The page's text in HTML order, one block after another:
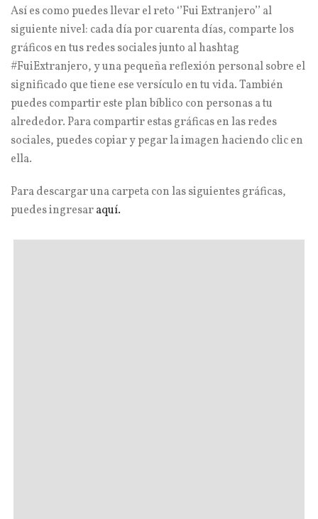
Así es como puedes llevar el reto ‘’Fui Extranjero’’ al
siguiente nivel: cada día por cuarenta días, comparte los
gráficos en tus redes sociales junto al hashtag
#FuiExtranjero, y una pequeña reflexión personal sobre el
significado que tiene ese versículo en tu vida. También
puedes compartir este plan bíblico con personas a tu
alrededor. Para compartir estas gráficas en las redes
sociales, puedes copiar y pegar la imagen haciendo clic en
ella.
Para descargar una carpeta con las siguientes gráficas,
puedes ingresaraquí.